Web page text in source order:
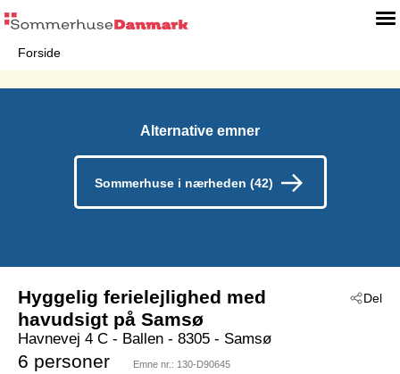
Forside
Alternative emner
Sommerhuse i nærheden (42)
Del
Hyggelig ferielejlighed med
havudsigt på Samsø
Havnevej 4 C - Ballen - 8305 - Samsø
6 personer Emne nr.: 130-D90645